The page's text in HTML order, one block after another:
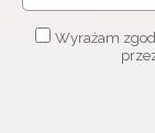
Wyrażam